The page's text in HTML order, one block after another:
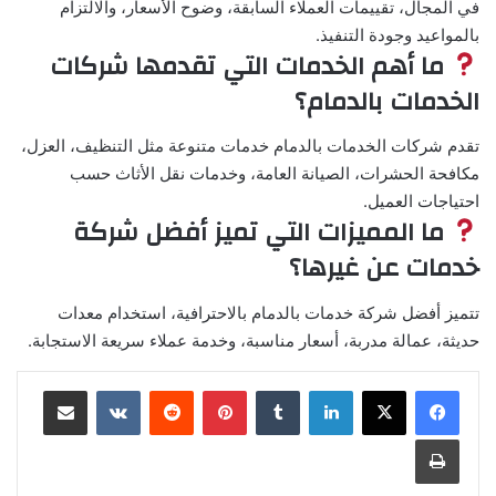
في المجال، تقييمات العملاء السابقة، وضوح الأسعار، والالتزام
بالمواعيد وجودة التنفيذ.
ما أهم الخدمات التي تقدمها شركات
الخدمات بالدمام؟
تقدم شركات الخدمات بالدمام خدمات متنوعة مثل التنظيف، العزل،
مكافحة الحشرات، الصيانة العامة، وخدمات نقل الأثاث حسب
احتياجات العميل.
ما المميزات التي تميز أفضل شركة
خدمات عن غيرها؟
تتميز أفضل شركة خدمات بالدمام بالاحترافية، استخدام معدات
حديثة، عمالة مدربة، أسعار مناسبة، وخدمة عملاء سريعة الاستجابة.
لينكدإن بينتيريست مشاركة عبر البريد
طباعة